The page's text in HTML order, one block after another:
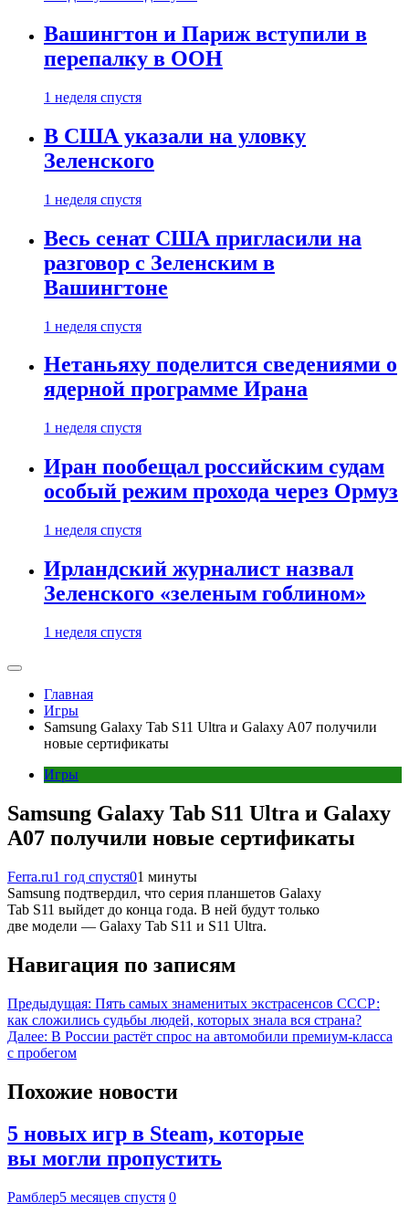
Вашингтон и Париж вступили в
перепалку в ООН
1 неделя спустя
В США указали на уловку
Зеленского
1 неделя спустя
Весь сенат США пригласили на
разговор с Зеленским в
Вашингтоне
1 неделя спустя
Нетаньяху поделится сведениями о
ядерной программе Ирана
1 неделя спустя
Иран пообещал российским судам
особый режим прохода через Ормуз
1 неделя спустя
Ирландский журналист назвал
Зеленского «зеленым гоблином»
1 неделя спустя
Главная
Игры
Samsung Galaxy Tab S11 Ultra и Galaxy A07 получили
новые сертификаты
Игры
Samsung Galaxy Tab S11 Ultra и Galaxy
A07 получили новые сертификаты
Ferra.ru1 год спустя01 минуты
Samsung подтвердил, что серия планшетов Galaxy
Tab S11 выйдет до конца года. В ней будут только
две модели — Galaxy Tab S11 и S11 Ultra.
Навигация по записям
Предыдущая: Пять самых знаменитых экстрасенсов СССР:
как сложились судьбы людей, которых знала вся страна?
Далее: В России растёт спрос на автомобили премиум-класса
с пробегом
Похожие новости
5 новых игр в Steam, которые
вы могли пропустить
Рамблер5 месяцев спустя 0